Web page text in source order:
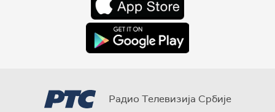
Радио Телевизија Србије